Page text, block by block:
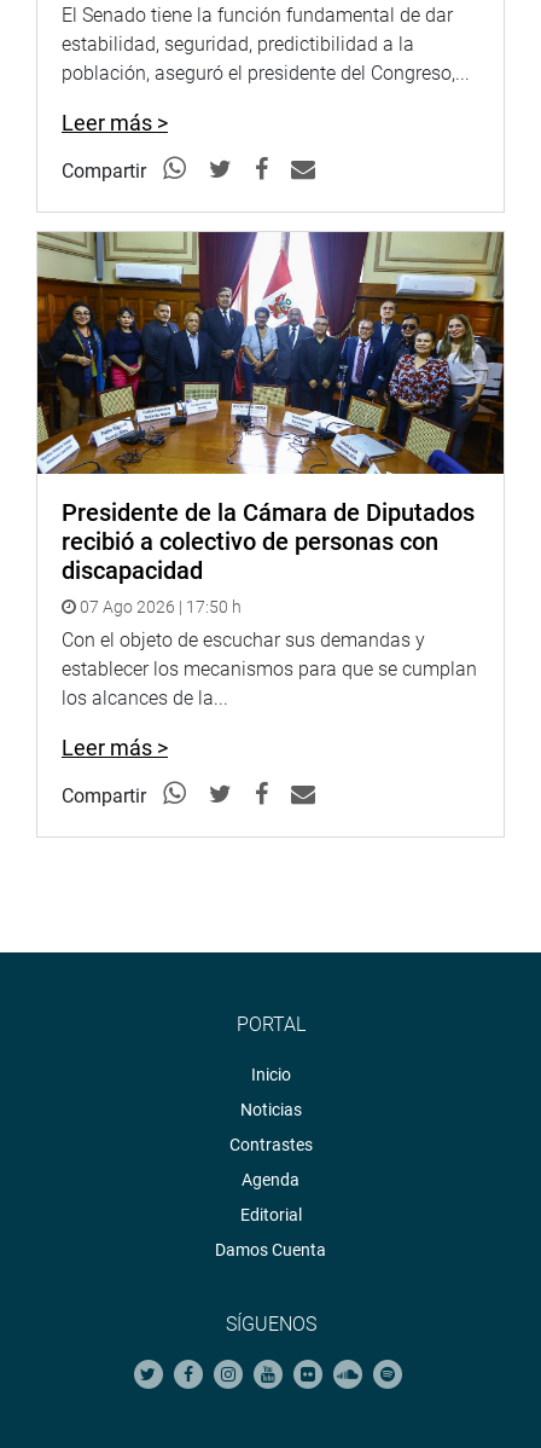
No se ha visto un debate sólo con la intención de
licuar el informe Lava Jato. No se puede incluir a
personas que no han tenido cargo público, dijo finalmente
Galarreta.
PRENSA CONGRESO
El Senado tiene la función fundamental de dar
estabilidad, seguridad, predictibilidad a la
población, aseguró el presidente del Congreso,...
Leer más >
Compartir
Presidente de la Cámara de Diputados
recibió a colectivo de personas con
discapacidad
07 Ago 2026 | 17:50 h
Con el objeto de escuchar sus demandas y
establecer los mecanismos para que se cumplan
los alcances de la...
Leer más >
Compartir
PORTAL
Inicio
Noticias
Contrastes
Agenda
Editorial
Damos Cuenta
SÍGUENOS